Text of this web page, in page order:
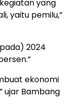
yang
yaitu pemilu,”
2024
ekonomi
ujar Bambang